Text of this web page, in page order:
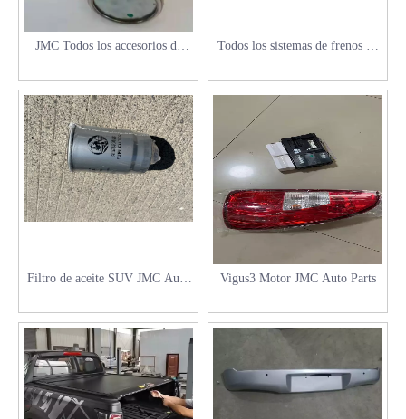
JMC Todos los accesorios de
Todos los sistemas de frenos de
Filtro de aceite SUV JMC Auto
Vigus3 Motor JMC Auto Parts